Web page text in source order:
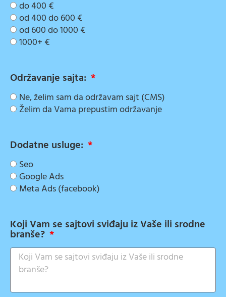
do 400 €
od 400 do 600 €
od 600 do 1000 €
1000+ €
Održavanje sajta:
Ne, želim sam da održavam sajt (CMS)
Želim da Vama prepustim održavanje
Dodatne usluge:
Seo
Google Ads
Meta Ads (facebook)
Koji Vam se sajtovi sviđaju iz Vaše ili srodne
branše?